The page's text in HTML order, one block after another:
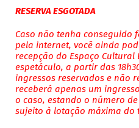
RESERVA ESGOTADA
Caso não tenha conseguido
pela internet, você ainda
recepção do Espaço Cultural
espetáculo, a partir das
ingressos reservados e não
receberá apenas um
o caso, estando o número
sujeito à lotação máxima do